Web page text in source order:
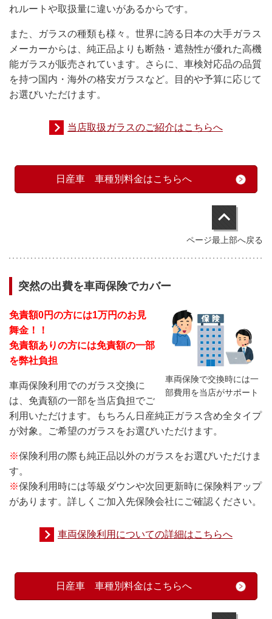
れルートや取扱量に違いがあるからです。
また、ガラスの種類も様々。世界に誇る日本の大手ガラス
メーカーからは、純正品よりも断熱・遮熱性が優れた高機
能ガラスが販売されています。さらに、車検対応品の品質
を持つ国内・海外の格安ガラスなど。目的や予算に応じて
お選びいただけます。
当店取扱ガラスのご紹介はこちらへ
日産車 車種別料金はこちらへ
ページ最上部へ戻る
突然の出費を車両保険でカバー
車両保険で交換時には一
部費用を当店がサポート
免責額0円の方には1万円のお見
舞金！！
免責額ありの方には免責額の一部
を弊社負担
車両保険利用でのガラス交換に
は、免責額の一部を当店負担でご
利用いただけます。もちろん日産純正ガラス含め全タイプ
が対象。ご希望のガラスをお選びいただけます。
※保険利用の際も純正品以外のガラスをお選びいただけま
す。
※保険利用時には等級ダウンや次回更新時に保険料アップ
があります。詳しくご加入先保険会社にご確認ください。
車両保険利用についての詳細はこちらへ
日産車 車種別料金はこちらへ